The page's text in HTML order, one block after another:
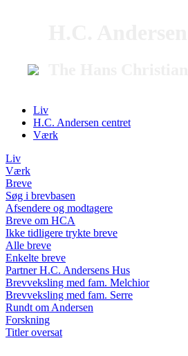
Liv
H.C. Andersen centret
Værk
Liv
Værk
Breve
Søg i brevbasen
Afsendere og modtagere
Breve om HCA
Ikke tidligere trykte breve
Alle breve
Enkelte breve
Partner H.C. Andersens Hus
Brevveksling med fam. Melchior
Brevveksling med fam. Serre
Rundt om Andersen
Forskning
Titler oversat